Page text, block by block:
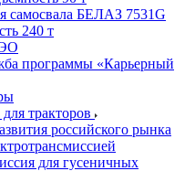
самосвала БЕЛАЗ 7531G
240 т
программы «Карьерный
тракторов
российского рынка
для гусеничных